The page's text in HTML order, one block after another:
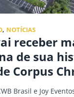
, NOTÍCIAS
receber
de sua
Corpus
Brasil e Joy